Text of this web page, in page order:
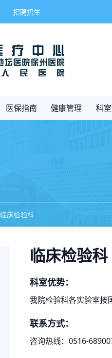
招聘招生
医保指南 健康管理 科
临床检验科
临床检验科
科室优势：
我院检验科各实验室按
联系方式：
咨询热线：0516-